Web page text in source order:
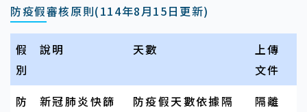
防疫假審核原則(114年8月15日更新)
假
別
說明 天數
上傳
文件
防
新冠肺炎快篩
防疫假天數依據隔
隔離